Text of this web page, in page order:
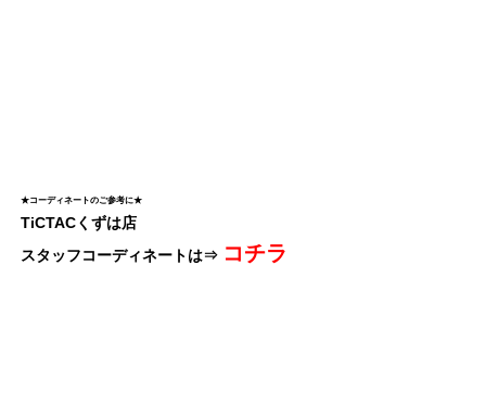
★コーディネートのご参考に★
TiCTACくずは店
スタッフコーディネートは⇒ コチラ